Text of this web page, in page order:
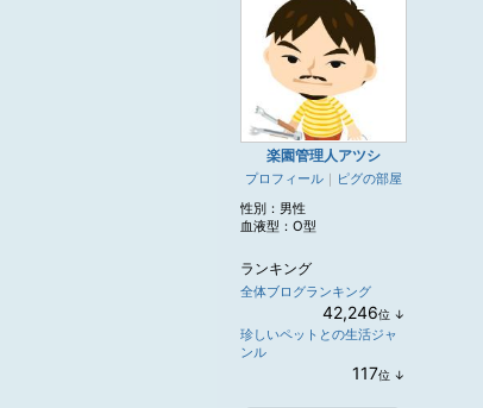
楽園管理人アツシ
プロフィール ｜ ピグの部屋
性別： 男性
血液型： O型
ランキング
全体ブログランキング
42,246位 ↓
珍しいペットとの生活ジャ
ンル
117位 ↓